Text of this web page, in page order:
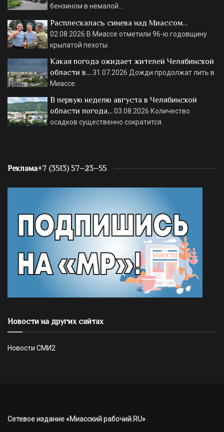
бензином в немалой…
Расплескалась синева над Миассом…
02.08.2026 В Миассе отметили 96-ю годовщину
крылатой пехоты.
Какая погода ожидает жителей Челябинской
области в…31.07.2026 Дожди продолжат лить в
Миассе.
В первую неделю августа в Челябинской
области погода…03.08.2026 Количество
осадков существенно сократится.
Реклама+7 (3513) 57–23–55
Новости на других сайтах
Новости СМИ2
Сетевое издание «Миасский рабочий.RU»